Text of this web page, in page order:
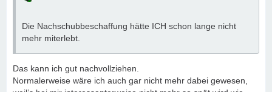
Die Nachschubbeschaffung hätte ICH schon lange nicht
mehr miterlebt.
Das kann ich gut nachvollziehen.
Normalerweise wäre ich auch gar nicht mehr dabei gewesen,